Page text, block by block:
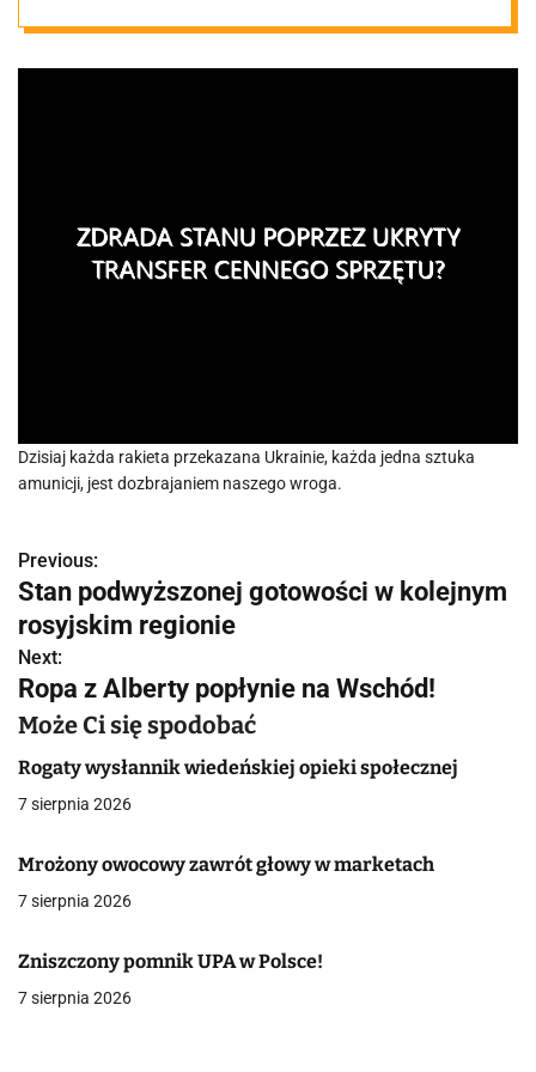
sprzętu?
Dzisiaj każda rakieta przekazana Ukrainie, każda jedna sztuka
amunicji, jest dozbrajaniem naszego wroga.
N
a
w
i
a
w
Previous:
Stan podwyższonej gotowości w kolejnym
rosyjskim regionie
Next:
Ropa z Alberty popłynie na Wschód!
Może Ci się spodobać
Rogaty wysłannik wiedeńskiej opieki społecznej
7 sierpnia 2026
Mrożony owocowy zawrót głowy w marketach
7 sierpnia 2026
Zniszczony pomnik UPA w Polsce!
7 sierpnia 2026